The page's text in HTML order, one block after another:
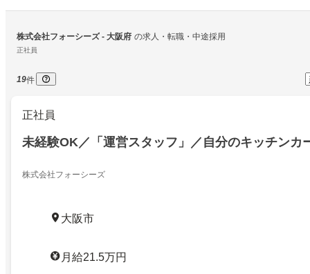
株式会社フォーシーズ - 大阪府 の求人・転職・中途採用
正社員
19件
正社員
未経験OK／「運営スタッフ」／自分のキッチンカ
株式会社フォーシーズ
大阪市
月給21.5万円